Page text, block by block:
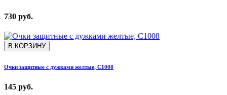
730 руб.
В КОРЗИНУ
Очки защитные с дужками желтые, С1008
145 руб.